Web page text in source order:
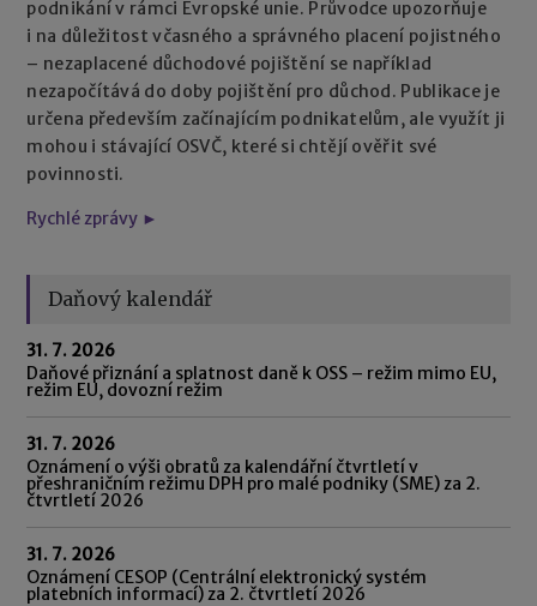
podnikání v rámci Evropské unie. Průvodce upozorňuje
i na důležitost včasného a správného placení pojistného
– nezaplacené důchodové pojištění se například
nezapočítává do doby pojištění pro důchod. Publikace je
určena především začínajícím podnikatelům, ale využít ji
mohou i stávající OSVČ, které si chtějí ověřit své
povinnosti.
Rychlé zprávy ►
Daňový kalendář
31. 7. 2026
Daňové přiznání a splatnost daně k OSS – režim mimo EU,
režim EU, dovozní režim
31. 7. 2026
Oznámení o výši obratů za kalendářní čtvrtletí v
přeshraničním režimu DPH pro malé podniky (SME) za 2.
čtvrtletí 2026
31. 7. 2026
Oznámení CESOP (Centrální elektronický systém
platebních informací) za 2. čtvrtletí 2026